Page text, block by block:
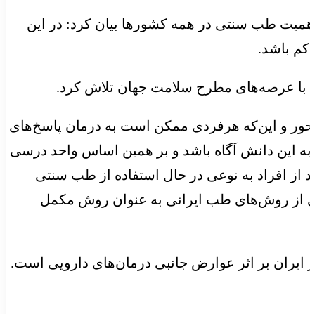
طب سنتی در همه کشورها بیان‌ کرد: در این
باشد.
با عرصه‌های مطرح سلامت جهان تلاش کرد.
و این‌که هرفردی ممکن است به درمان پاسخ‌های
این دانش آگاه باشد و بر همین اساس واحد درسی
عمومی تعریف شده است. بر اساس مطالعه سیستماتیک در ۱۴ کشور، ۲۴ تا ۷۱ درصد از افراد به نوعی در حال استفاده از طب سنتی
درصد از افراد مبتلا به دیابت به نحوی از روش‌های طب ایرانی به عنوان روش مکمل
بر اثر عوارض جانبی درمان‌های دارویی است.